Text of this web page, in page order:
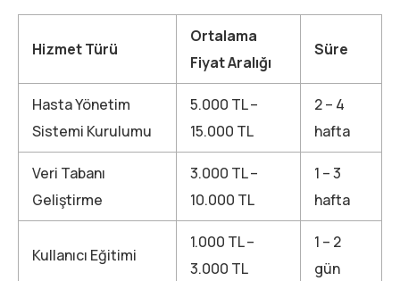
Hizmet Türü
Ortalama
Fiyat Aralığı
Süre
Hasta Yönetim
Sistemi Kurulumu
5.000 TL –
15.000 TL
2 – 4
hafta
Veri Tabanı
Geliştirme
3.000 TL –
10.000 TL
1 – 3
hafta
Kullanıcı Eğitimi
1.000 TL –
3.000 TL
1 – 2
gün